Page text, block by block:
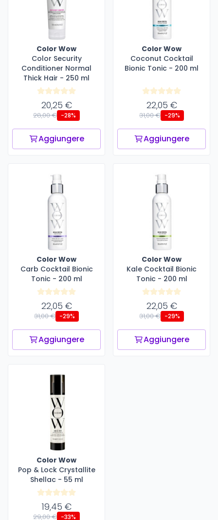
Color Wow
Color Security
Conditioner Normal
Thick Hair - 250 ml
20,25 €
28,00 € -28%
Aggiungere
Color Wow
Coconut Cocktail
Bionic Tonic - 200 ml
22,05 €
31,00 € -29%
Aggiungere
Color Wow
Carb Cocktail Bionic
Tonic - 200 ml
22,05 €
31,00 € -29%
Aggiungere
Color Wow
Kale Cocktail Bionic
Tonic - 200 ml
22,05 €
31,00 € -29%
Aggiungere
Color Wow
Pop & Lock Crystallite
Shellac - 55 ml
19,45 €
29,00 € -33%